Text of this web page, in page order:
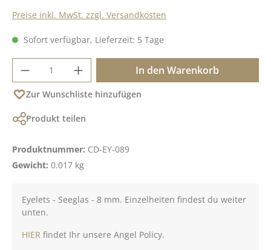
Preise inkl. MwSt. zzgl. Versandkosten
Sofort verfügbar, Lieferzeit: 5 Tage
Produkt Anzahl: Gib den gewünschten
In den Warenkorb
Zur Wunschliste hinzufügen
Produkt teilen
Produktnummer: CD-EY-089
Gewicht: 0.017 kg
Eyelets - Seeglas - 8 mm. Einzelheiten findest du weiter
unten.
HIER findet Ihr unsere Angel Policy.